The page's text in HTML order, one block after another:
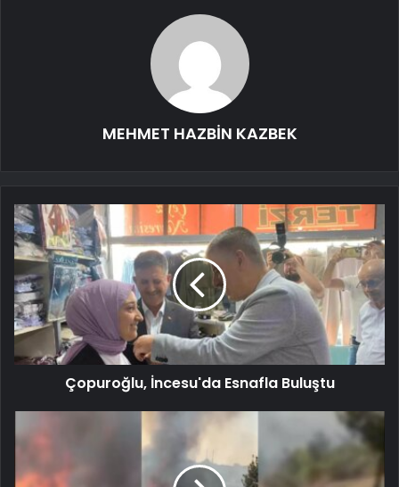
MEHMET HAZBİN KAZBEK
Çopuroğlu, İncesu'da Esnafla Buluştu